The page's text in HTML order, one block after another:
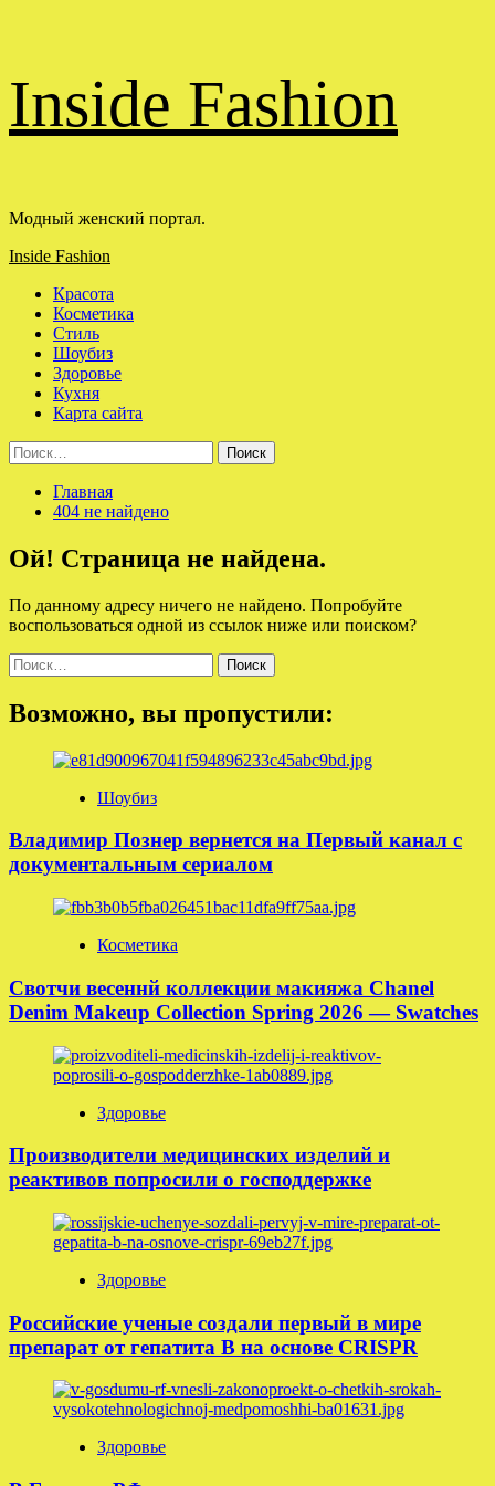
содержимому
Inside Fashion
Модный женский портал.
Основное
Inside Fashion
Красота
Косметика
Стиль
Шоубиз
Здоровье
Кухня
Карта сайта
Найти:
Главная
404 не найдено
Ой! Страница не найдена.
По данному адресу ничего не найдено. Попробуйте
воспользоваться одной из ссылок ниже или поиском?
Найти:
Возможно, вы пропустили:
Шоубиз
Владимир Познер вернется на Первый канал с
документальным сериалом
Косметика
Свотчи весеннй коллекции макияжа Chanel
Denim Makeup Collection Spring 2026 — Swatches
Здоровье
Производители медицинских изделий и
реактивов попросили о господдержке
Здоровье
Российские ученые создали первый в мире
препарат от гепатита B на основе CRISPR
Здоровье